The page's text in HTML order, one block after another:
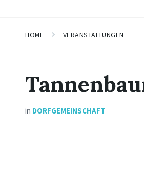
HOME VERANSTALTUNGEN
in DORFGEMEINSCHAFT